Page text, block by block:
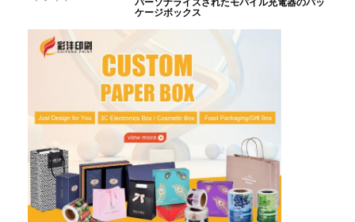
パーソナライズされたモバイル充電器のパッ
ケージボックス